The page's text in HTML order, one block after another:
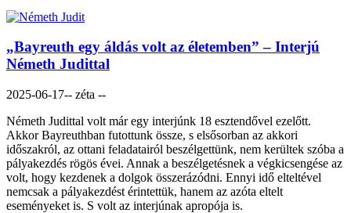
„Bayreuth egy áldás volt az életemben” – Interjú
Németh Judittal
2025-06-17-- zéta --
Németh Judittal volt már egy interjúnk 18 esztendővel ezelőtt.
Akkor Bayreuthban futottunk össze, s elsősorban az akkori
időszakról, az ottani feladatairól beszélgettünk, nem kerültek szóba a
pályakezdés rögös évei. Annak a beszélgetésnek a végkicsengése az
volt, hogy kezdenek a dolgok összerázódni. Ennyi idő elteltével
nemcsak a pályakezdést érintettük, hanem az azóta eltelt
eseményeket is. S volt az interjúnak apropója is.